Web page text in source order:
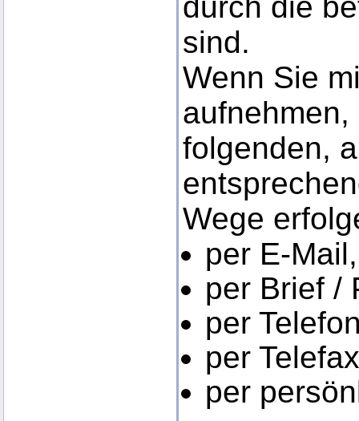
sind.
Wenn Sie
folgenden,
Wege
per E-Mail,
per Brief /
per
per
per